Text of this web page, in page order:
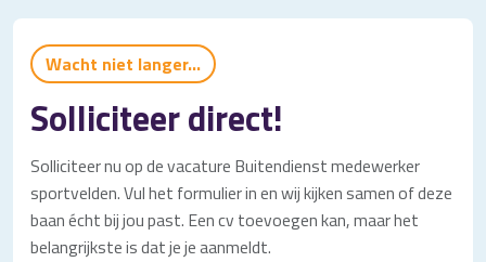
Wacht niet langer...
Solliciteer direct!
Solliciteer nu op de vacature Buitendienst medewerker
sportvelden. Vul het formulier in en wij kijken samen of deze
baan écht bij jou past. Een cv toevoegen kan, maar het
belangrijkste is dat je je aanmeldt.